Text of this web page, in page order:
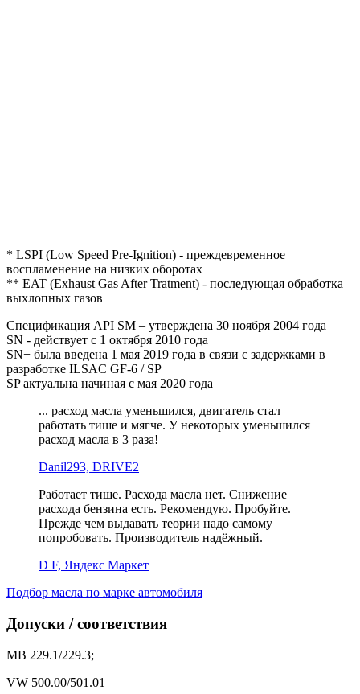
* LSPI (Low Speed Pre-Ignition) - преждевременное
воспламенение на низких оборотах
** EAT (Exhaust Gas After Tratment) - последующая обработка
выхлопных газов
Спецификация API SM – утверждена 30 ноября 2004 года
SN - действует с 1 октября 2010 года
SN+ была введена 1 мая 2019 года в связи с задержками в
разработке ILSAC GF-6 / SP
SP актуальна начиная с мая 2020 года
... расход масла уменьшился, двигатель стал
работать тише и мягче. У некоторых уменьшился
расход масла в 3 раза!
Danil293, DRIVE2
Работает тише. Расхода масла нет. Снижение
расхода бензина есть. Рекомендую. Пробуйте.
Прежде чем выдавать теории надо самому
попробовать. Производитель надёжный.
D F, Яндекс Маркет
Подбор масла по марке автомобиля
Допуски / соответствия
MB 229.1/229.3;
VW 500.00/501.01